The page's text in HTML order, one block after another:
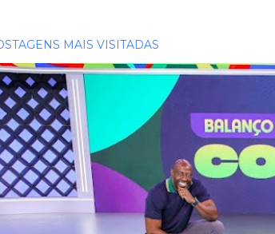
MAIS VISITADAS